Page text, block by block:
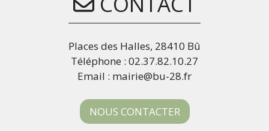
Places des Halles, 28410 Bû
Téléphone : 02.37.82.10.27
Email : mairie@bu-28.fr
NOUS CONTACTER